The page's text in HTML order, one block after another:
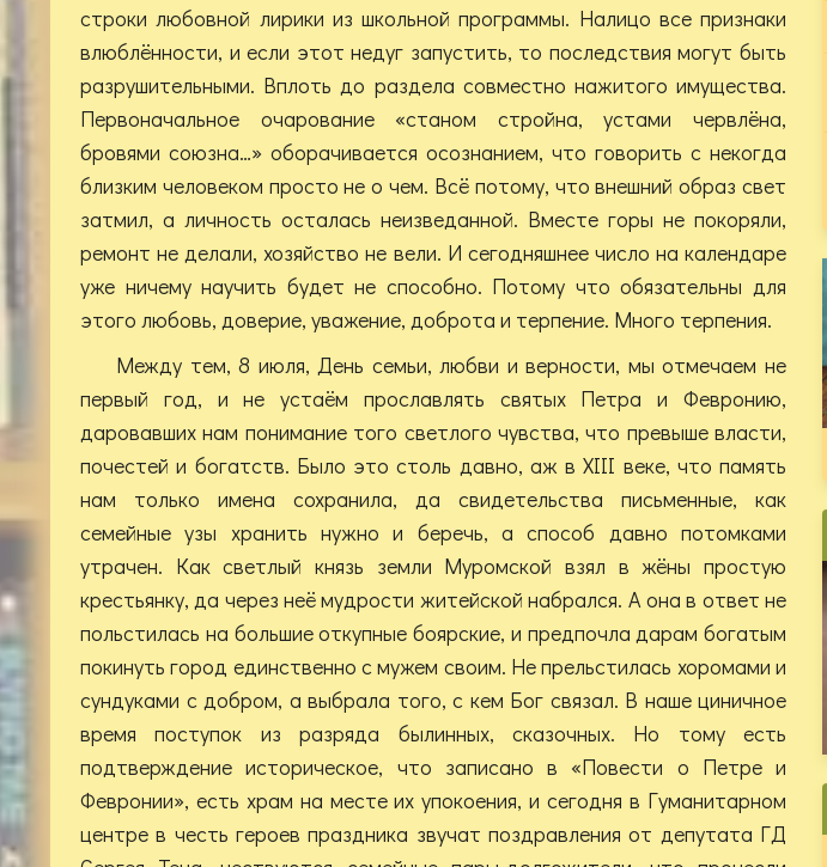
строки любовной лирики из школьной программы. Налицо все признаки
влюблённости, и если этот недуг запустить, то последствия могут быть
разрушительными. Вплоть до раздела совместно нажитого имущества.
Первоначальное очарование «станом стройна, устами червлёна,
бровями союзна…» оборачивается осознанием, что говорить с некогда
близким человеком просто не о чем. Всё потому, что внешний образ свет
затмил, а личность осталась неизведанной. Вместе горы не покоряли,
ремонт не делали, хозяйство не вели. И сегодняшнее число на календаре
уже ничему научить будет не способно. Потому что обязательны для
этого любовь, доверие, уважение, доброта и терпение. Много терпения.
Между тем, 8 июля, День семьи, любви и верности, мы отмечаем не
первый год, и не устаём прославлять святых Петра и Февронию,
даровавших нам понимание того светлого чувства, что превыше власти,
почестей и богатств. Было это столь давно, аж в XIII веке, что память
нам только имена сохранила, да свидетельства письменные, как
семейные узы хранить нужно и беречь, а способ давно потомками
утрачен. Как светлый князь земли Муромской взял в жёны простую
крестьянку, да через неё мудрости житейской набрался. А она в ответ не
польстилась на большие откупные боярские, и предпочла дарам богатым
покинуть город единственно с мужем своим. Не прельстилась хоромами и
сундуками с добром, а выбрала того, с кем Бог связал. В наше циничное
время поступок из разряда былинных, сказочных. Но тому есть
подтверждение историческое, что записано в «Повести о Петре и
Февронии», есть храм на месте их упокоения, и сегодня в Гуманитарном
центре в честь героев праздника звучат поздравления от депутата ГД